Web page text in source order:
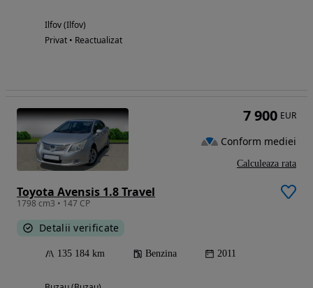
Ilfov (Ilfov)
Privat • Reactualizat
Toyota Avensis 1.8 Travel
1798 cm3 • 147 CP
Detalii verificate
135 184 km Benzina 2011
7 900 EUR
Conform mediei
Calculeaza rata